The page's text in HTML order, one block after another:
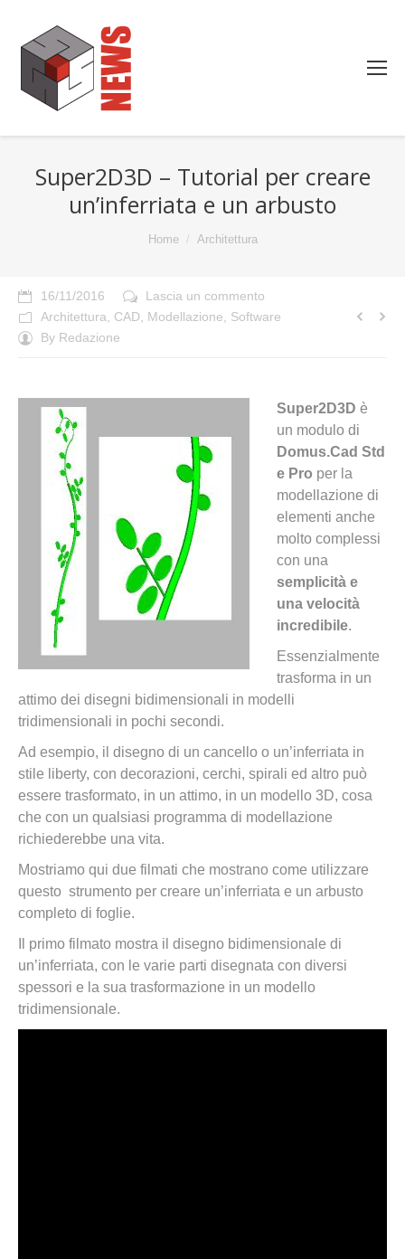
Super2D3D – Tutorial per creare
un’inferriata e un arbusto
Home Architettura
16/11/2016
Lascia un commento
Architettura
CAD Modellazione
Software
By Redazione
Super2D3D è
un modulo di
Domus.Cad Std
e Pro per la
modellazione di
elementi anche
molto complessi
con una
semplicità e
una velocità
incredibile.
Essenzialmente
trasforma in un
attimo dei disegni bidimensionali in modelli
tridimensionali in pochi secondi.
Ad esempio, il disegno di un cancello o un’inferriata in
stile liberty, con decorazioni, cerchi, spirali ed altro può
essere trasformato, in un attimo, in un modello 3D, cosa
che con un qualsiasi programma di modellazione
richiederebbe una vita.
Mostriamo qui due filmati che mostrano come utilizzare
questo strumento per creare un’inferriata e un arbusto
completo di foglie.
Il primo filmato mostra il disegno bidimensionale di
un’inferriata, con le varie parti disegnata con diversi
spessori e la sua trasformazione in un modello
tridimensionale.